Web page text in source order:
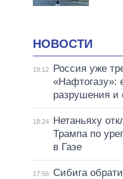
НОВОСТИ
19:12
Россия уже
«Нафтогазу»:
разрушения и
18:24
Нетаньяху
Трампа по
в Газе
17:56
Сибига